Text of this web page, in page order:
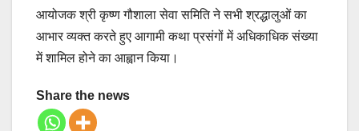
आयोजक श्री कृष्ण गौशाला सेवा समिति ने सभी श्रद्धालुओं का
आभार व्यक्त करते हुए आगामी कथा प्रसंगों में अधिकाधिक संख्या
में शामिल होने का आह्वान किया।
Share the news